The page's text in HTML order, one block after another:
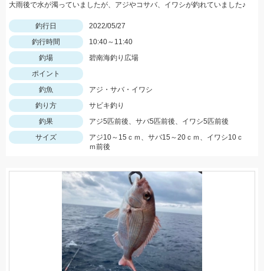
大雨後で水が濁っていましたが、アジやコサバ、イワシが釣れていました♪
釣行日
2022/05/27
釣行時間
10:40～11:40
釣場
碧南海釣り広場
ポイント
釣魚
アジ・サバ・イワシ
釣り方
サビキ釣り
釣果
アジ5匹前後、サバ5匹前後、イワシ5匹前後
サイズ
アジ10～15ｃｍ、サバ15～20ｃｍ、イワシ10ｃ
ｍ前後